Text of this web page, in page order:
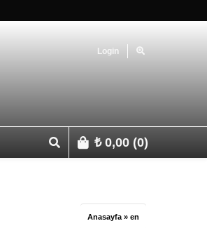
Login
₺0,00 (0)
Anasayfa » en